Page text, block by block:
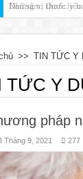
Đan sâm: Dược
>> TIN TỨC Y
TỨC Y
pháp
Tháng 9, 2021 277